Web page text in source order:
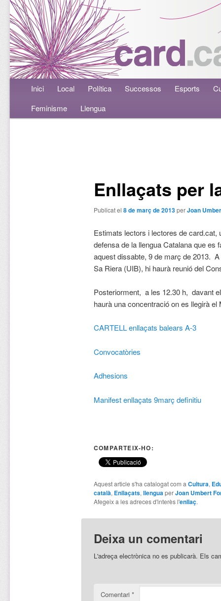
Menú principalAneu al contingut principal
Aneu al contingut secundari
Inici Local Política Successos Esports
Feminisme
Llengua
Enllaçats per
Publicat el 8 de març de 2013perJoan
Estimats lectors i lectores de card.cat,
defensa de la llengua Catalana que es
aquest dissabte, 9 de març de 2013.
Sa Riera (UIB), hi haurà reunió del
Posteriorment, a les 12.30 h, davant
haurà una concentració on es llegirà
CARTELL enllaçats balears A-3
Convocatòries
Adhesions
Manifest enllaçats 9març definitiu
COMPARTEIX-HO:
Aquest article s'ha catalogat com a Cultura,
català, Enllaçats, llenguaperJoan Umbert
Afegeix a les adreces d'interès l'enllaç.
Deixa un comentari
L'adreça electrònica no es publicarà. Els
Comentari *